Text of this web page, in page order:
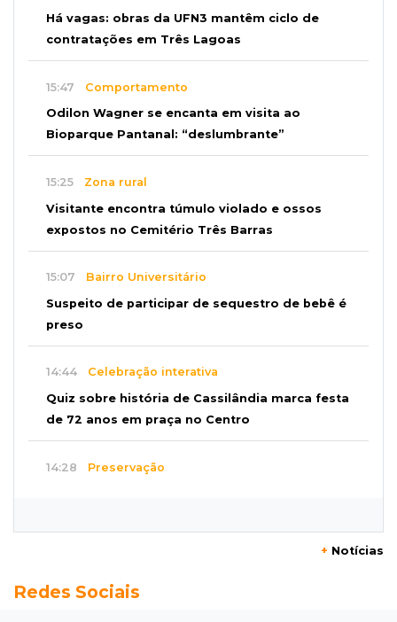
Há vagas: obras da UFN3 mantêm ciclo de
contratações em Três Lagoas
15:47 Comportamento
Odilon Wagner se encanta em visita ao
Bioparque Pantanal: “deslumbrante”
15:25 Zona rural
Visitante encontra túmulo violado e ossos
expostos no Cemitério Três Barras
15:07 Bairro Universitário
Suspeito de participar de sequestro de bebê é
preso
14:44 Celebração interativa
Quiz sobre história de Cassilândia marca festa
de 72 anos em praça no Centro
14:28 Preservação
Pantaneiro que salvou fazenda com diques
+ Notícias
Redes Sociais